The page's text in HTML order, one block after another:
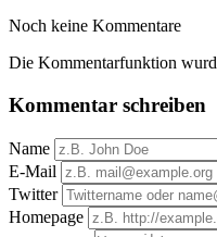
Noch keine Kommentare
Die Kommentarfunktion
Kommentar schreiben
Name
E-Mail
Twitter
Homepage